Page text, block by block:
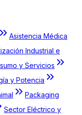
Asistencia Médica
Industrial e
y Servicios
y Potencia
Packaging
Sector Eléctrico y